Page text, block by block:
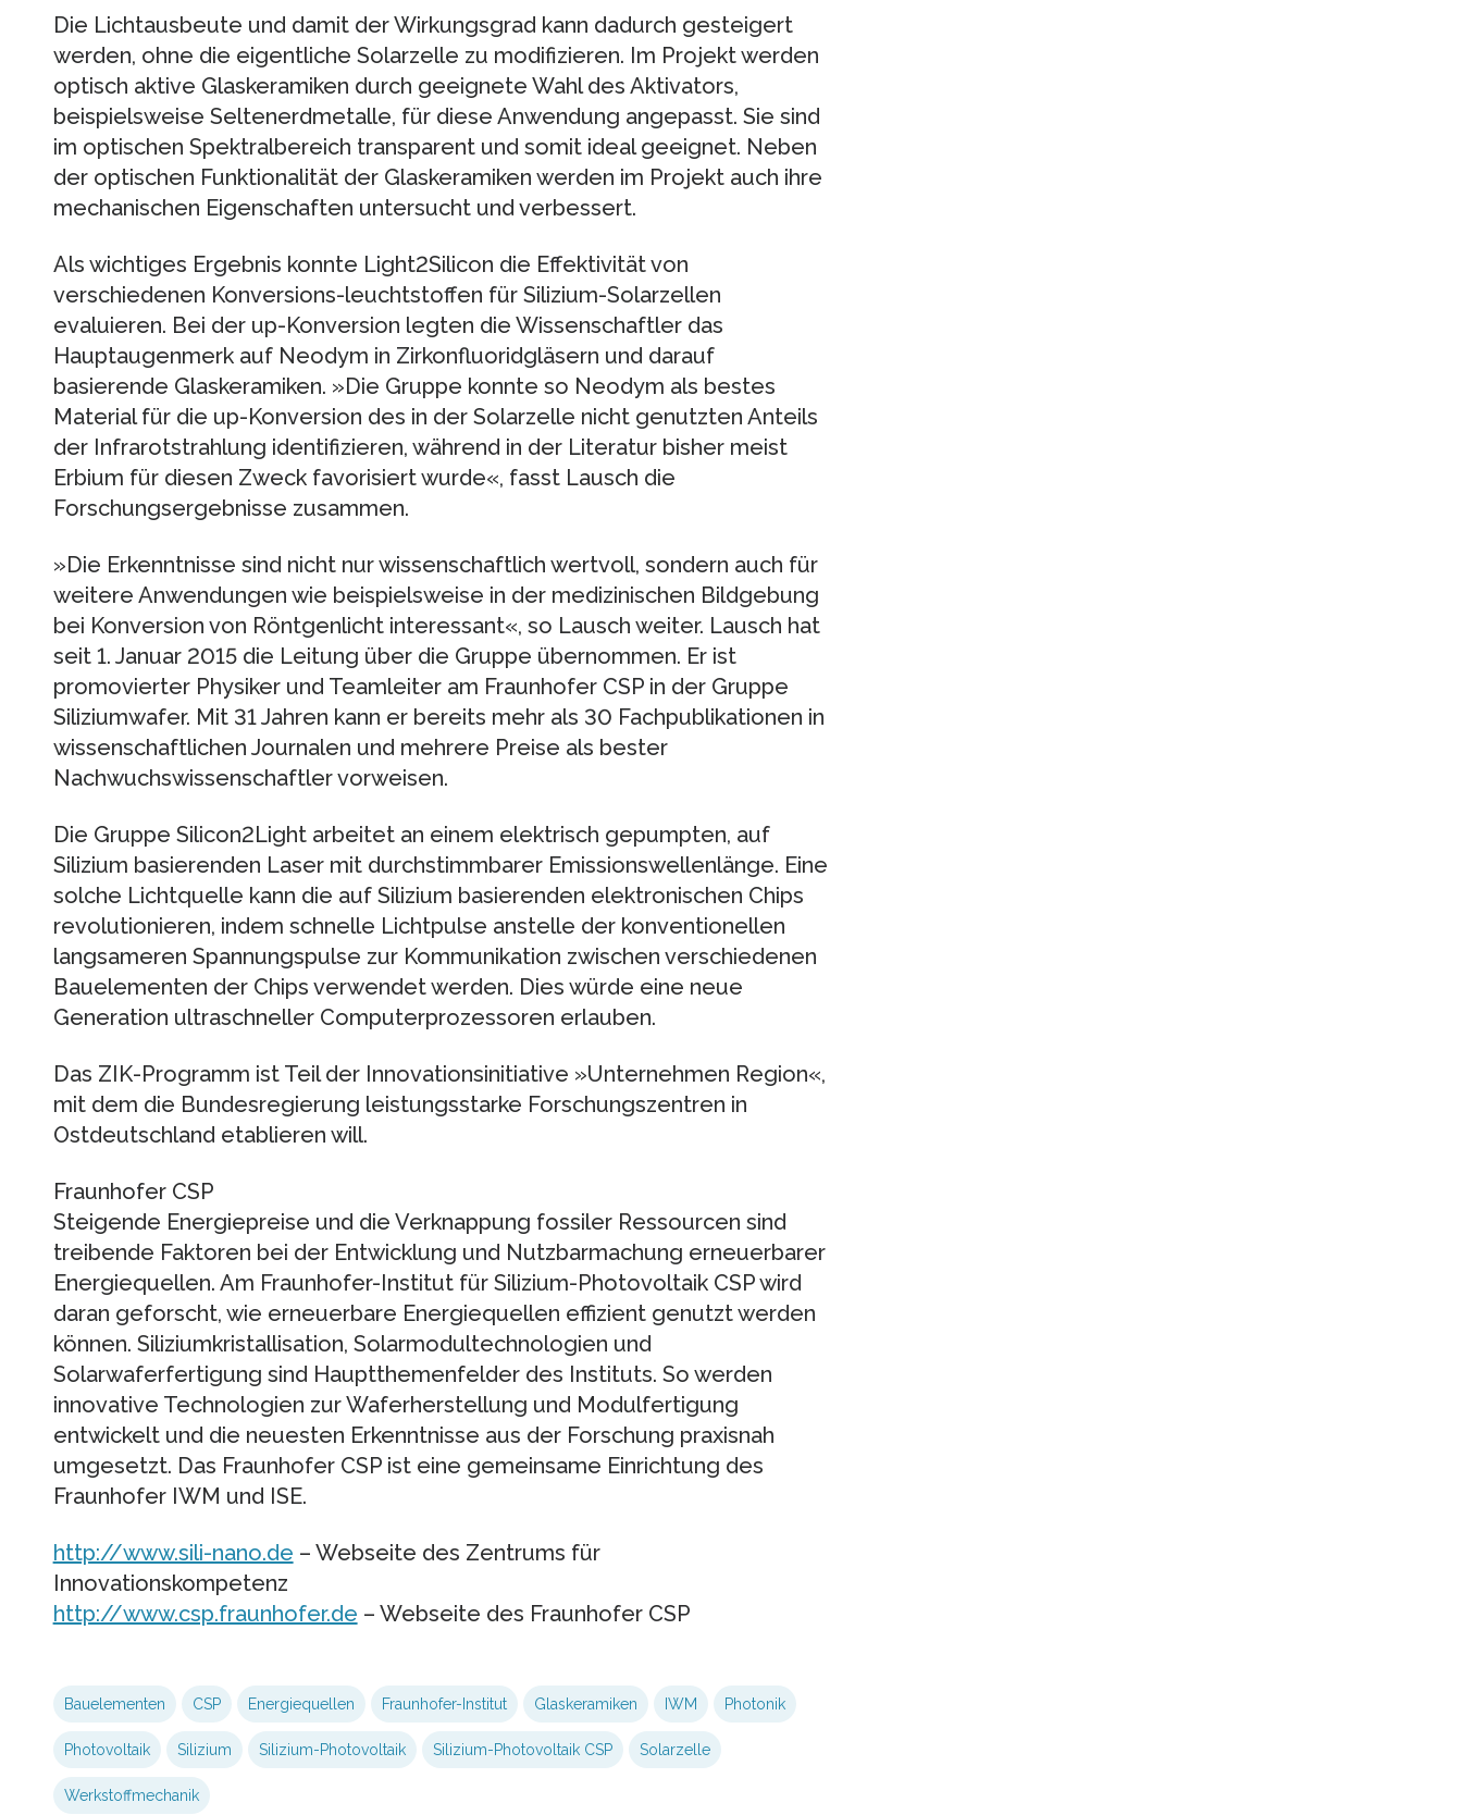
Die Lichtausbeute und damit der Wirkungsgrad kann dadurch gesteigert
werden, ohne die eigentliche Solarzelle zu modifizieren. Im Projekt werden
optisch aktive Glaskeramiken durch geeignete Wahl des Aktivators,
beispielsweise Seltenerdmetalle, für diese Anwendung angepasst. Sie sind
im optischen Spektralbereich transparent und somit ideal geeignet. Neben
der optischen Funktionalität der Glaskeramiken werden im Projekt auch ihre
mechanischen Eigenschaften untersucht und verbessert.
Als wichtiges Ergebnis konnte Light2Silicon die Effektivität von
verschiedenen Konversions-leuchtstoffen für Silizium-Solarzellen
evaluieren. Bei der up-Konversion legten die Wissenschaftler das
Hauptaugenmerk auf Neodym in Zirkonfluoridgläsern und darauf
basierende Glaskeramiken. »Die Gruppe konnte so Neodym als bestes
Material für die up-Konversion des in der Solarzelle nicht genutzten Anteils
der Infrarotstrahlung identifizieren, während in der Literatur bisher meist
Erbium für diesen Zweck favorisiert wurde«, fasst Lausch die
Forschungsergebnisse zusammen.
»Die Erkenntnisse sind nicht nur wissenschaftlich wertvoll, sondern auch für
weitere Anwendungen wie beispielsweise in der medizinischen Bildgebung
bei Konversion von Röntgenlicht interessant«, so Lausch weiter. Lausch hat
seit 1. Januar 2015 die Leitung über die Gruppe übernommen. Er ist
promovierter Physiker und Teamleiter am Fraunhofer CSP in der Gruppe
Siliziumwafer. Mit 31 Jahren kann er bereits mehr als 30 Fachpublikationen in
wissenschaftlichen Journalen und mehrere Preise als bester
Nachwuchswissenschaftler vorweisen.
Die Gruppe Silicon2Light arbeitet an einem elektrisch gepumpten, auf
Silizium basierenden Laser mit durchstimmbarer Emissionswellenlänge. Eine
solche Lichtquelle kann die auf Silizium basierenden elektronischen Chips
revolutionieren, indem schnelle Lichtpulse anstelle der konventionellen
langsameren Spannungspulse zur Kommunikation zwischen verschiedenen
Bauelementen der Chips verwendet werden. Dies würde eine neue
Generation ultraschneller Computerprozessoren erlauben.
Das ZIK-Programm ist Teil der Innovationsinitiative »Unternehmen Region«,
mit dem die Bundesregierung leistungsstarke Forschungszentren in
Ostdeutschland etablieren will.
Fraunhofer CSP
Steigende Energiepreise und die Verknappung fossiler Ressourcen sind
treibende Faktoren bei der Entwicklung und Nutzbarmachung erneuerbarer
Energiequellen. Am Fraunhofer-Institut für Silizium-Photovoltaik CSP wird
daran geforscht, wie erneuerbare Energiequellen effizient genutzt werden
können. Siliziumkristallisation, Solarmodultechnologien und
Solarwaferfertigung sind Hauptthemenfelder des Instituts. So werden
innovative Technologien zur Waferherstellung und Modulfertigung
entwickelt und die neuesten Erkenntnisse aus der Forschung praxisnah
umgesetzt. Das Fraunhofer CSP ist eine gemeinsame Einrichtung des
Fraunhofer IWM und ISE.
http://www.sili-nano.de – Webseite des Zentrums für
Innovationskompetenz
http://www.csp.fraunhofer.de – Webseite des Fraunhofer CSP
Bauelementen CSP Energiequellen Fraunhofer-Institut Glaskeramiken IWM Photonik
Photovoltaik Silizium Silizium-Photovoltaik Silizium-Photovoltaik CSP Solarzelle
Werkstoffmechanik